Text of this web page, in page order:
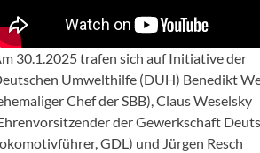
30.1.2025 trafen sich auf Initiative der
Umwelthilfe (DUH) Benedikt
Chef der SBB), Claus Weselsky
der Gewerkschaft
GDL) und Jürgen Resch